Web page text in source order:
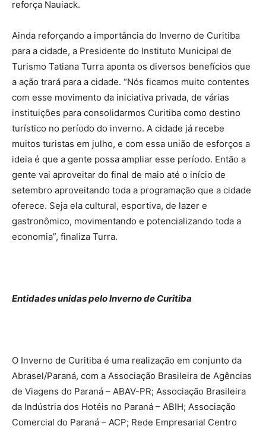
reforça Nauiack.
Ainda reforçando a importância do Inverno de Curitiba
para a cidade, a Presidente do Instituto Municipal de
Turismo Tatiana Turra aponta os diversos benefícios que
a ação trará para a cidade. “Nós ficamos muito contentes
com esse movimento da iniciativa privada, de várias
instituições para consolidarmos Curitiba como destino
turístico no período do inverno. A cidade já recebe
muitos turistas em julho, e com essa união de esforços a
ideia é que a gente possa ampliar esse período. Então a
gente vai aproveitar do final de maio até o início de
setembro aproveitando toda a programação que a cidade
oferece. Seja ela cultural, esportiva, de lazer e
gastronômico, movimentando e potencializando toda a
economia”, finaliza Turra.
Entidades unidas pelo Inverno de Curitiba
O Inverno de Curitiba é uma realização em conjunto da
Abrasel/Paraná, com a Associação Brasileira de Agências
de Viagens do Paraná – ABAV-PR; Associação Brasileira
da Indústria dos Hotéis no Paraná – ABIH; Associação
Comercial do Paraná – ACP; Rede Empresarial Centro